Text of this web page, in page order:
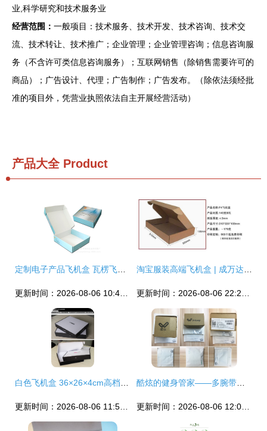
业,科学研究和技术服务业
经营范围： 一般项目：技术服务、技术开发、技术咨询、技术交
流、技术转让、技术推广；企业管理；企业管理咨询；信息咨询服
务（不含许可类信息咨询服务）；互联网销售（除销售需要许可的
商品）；广告设计、代理；广告制作；广告发布。（除依法须经批
准的项目外，凭营业执照依法自主开展经营活动）
产品大全Product